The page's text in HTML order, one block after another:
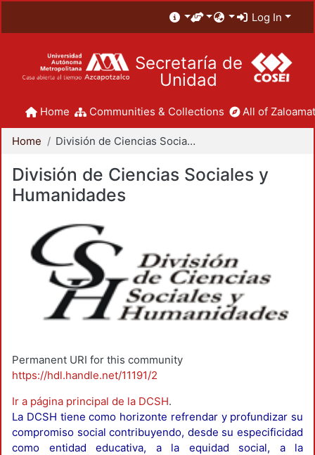
Log In
Secretaría de
Unidad
Home Communities & Collections All of
Home División de Ciencias Sociales y Humanidades
División de Ciencias Sociales y
Humanidades
Permanent URI for this community
https://hdl.handle.net/11191/2
Ir a página principal de la DCSH.
La DCSH tiene como horizonte refrendar y profundizar su
compromiso social contribuyendo, desde su especificidad
como entidad educativa, a la equidad social, a la